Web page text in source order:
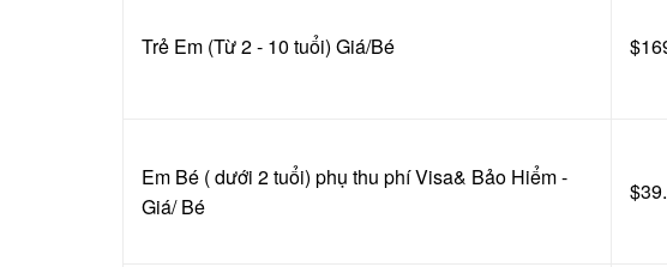
Trẻ Em (Từ 2 - 10 tuổi) Giá/Bé
Em Bé ( dưới 2 tuổi) phụ thu phí Visa& Bảo Hiểm -
Giá/ Bé